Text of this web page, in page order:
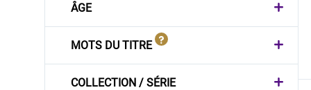
ÂGE
MOTS DU TITRE
COLLECTION / SÉRIE